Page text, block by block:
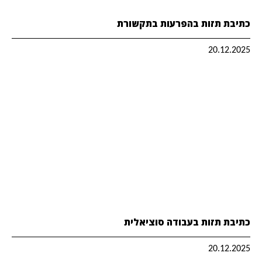
כתיבת תזות בהפרעות בתקשורת
20.12.2025
כתיבת תזות בעבודה סוציאלית
20.12.2025